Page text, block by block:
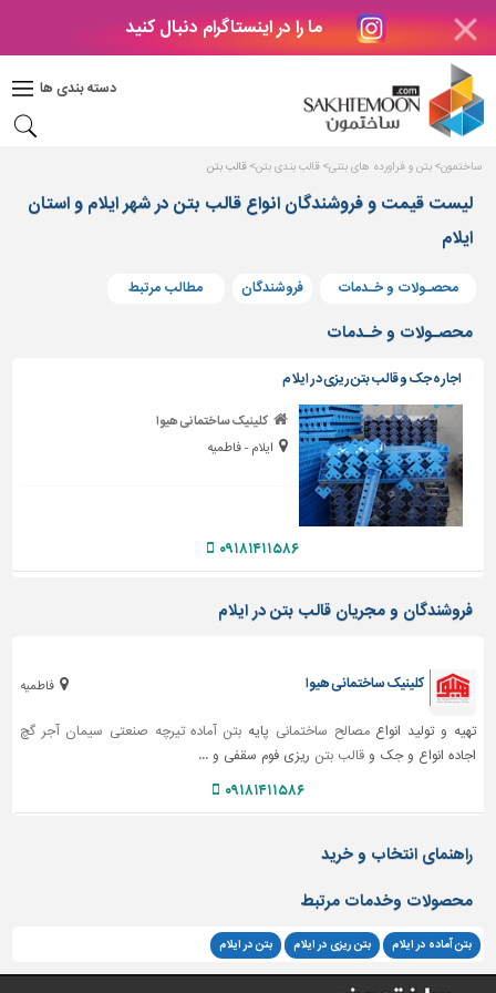
ما را در اینستاگرام دنبال کنید
دسته بندی ها
دکوراسیون
بتن
های
بتنی
پنجره
مصالح
نرده
و
حفاظ
دیوارپوش،
کفپوش
سنگ
سرویس
ابزار،یراق
ماشین
آلات
برقی،روشنایی،ایمنی
سازی
نما
ساخت
و
ساز
ساختمون بتن و فراورده های بتنی قالب بندی بتن قالب بتن
لیست قیمت و فروشندگان انواع قالب بتن در شهر ایلام و استان
ایلام
محصـولات و خـدمات فروشندگان مطالب مرتبط
محصـولات و خـدمات
اجاره جک و قالب بتن ریزی در ایلام
کلینیک ساختمانی هیوا
ایلام - فاطمیه
۰۹۱۸۱۴۱۱۵۸۶
فروشندگان و مجریان قالب بتن در ایلام
فاطمیه کلینیک ساختمانی هیوا
تهیه و تولید انواعمصالح ساختمانی پایه بتن آماده تیرچه صنعتی سیمان آجر گچ
اجاده انواع و جک وقالب بتن ریزی فوم سقفی و ...
۰۹۱۸۱۴۱۱۵۸۶
راهنمای انتخاب و خرید
محصولات وخدمات مرتبط
بتن آماده در ایلام بتن ریزی در ایلام بتن در ایلام